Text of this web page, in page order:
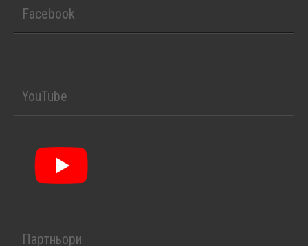
Facebook
YouTube
Партньори